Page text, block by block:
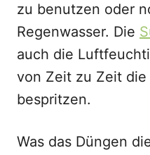
zu benutzen oder
Regenwasser. Die
auch die
von Zeit zu Zeit die
bespritzen.
Was das Düngen